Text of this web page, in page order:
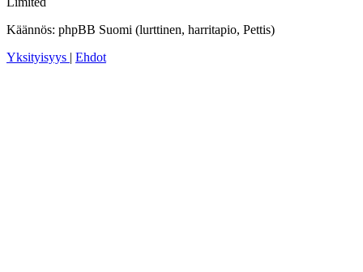
Käännös: phpBB Suomi (lurttinen, harritapio, Pettis)
Yksityisyys
Ehdot